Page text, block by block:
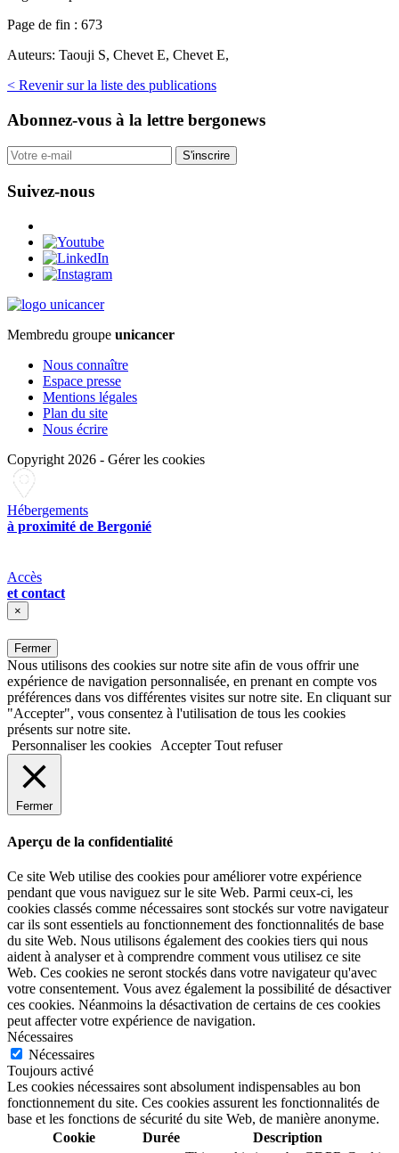
Page de fin : 673
Auteurs: Taouji S, Chevet E, Chevet E,
< Revenir sur la liste des publications
Abonnez-vous à la lettre bergonews
S'inscrire
Suivez-nous
Membredu groupe unicancer
Nous connaître
Espace presse
Mentions légales
Plan du site
Nous écrire
Copyright 2026 - Gérer les cookies
Hébergements
à proximité de Bergonié
Accès
et contact
×
Fermer
Nous utilisons des cookies sur notre site afin de vous offrir une
expérience de navigation personnalisée, en prenant en compte vos
préférences dans vos différentes visites sur notre site. En cliquant sur
"Accepter", vous consentez à l'utilisation de tous les cookies
présents sur notre site.
Personnaliser les cookies
Accepter Tout refuser
Fermer
Aperçu de la confidentialité
Ce site Web utilise des cookies pour améliorer votre expérience
pendant que vous naviguez sur le site Web. Parmi ceux-ci, les
cookies classés comme nécessaires sont stockés sur votre navigateur
car ils sont essentiels au fonctionnement des fonctionnalités de base
du site Web. Nous utilisons également des cookies tiers qui nous
aident à analyser et à comprendre comment vous utilisez ce site
Web. Ces cookies ne seront stockés dans votre navigateur qu'avec
votre consentement. Vous avez également la possibilité de désactiver
ces cookies. Néanmoins la désactivation de certains de ces cookies
peut affecter votre expérience de navigation.
Nécessaires
Nécessaires
Toujours activé
Les cookies nécessaires sont absolument indispensables au bon
fonctionnement du site. Ces cookies assurent les fonctionnalités de
base et les fonctions de sécurité du site Web, de manière anonyme.
Cookie
Durée Description